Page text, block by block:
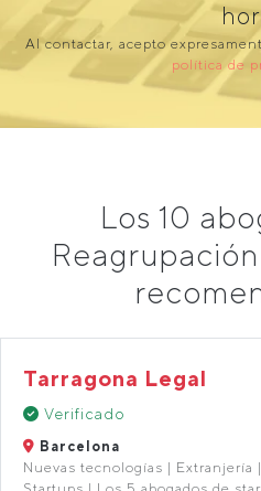
Al contactar, acepto
política de
Los 10
Tarragona Legal
Verificado
Barcelona
Nuevas tecnologías | Extranjería